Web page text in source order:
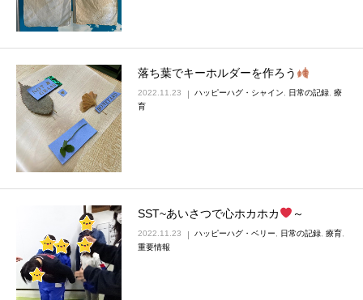
落ち葉でキーホルダーを作ろう
2022.11.23 ハッピーハグ・シャイン 日常の記録 療
育
SST~あいさつで心ホカホカ ～
2022.11.23 ハッピーハグ・ベリー 日常の記録 療育
重要情報